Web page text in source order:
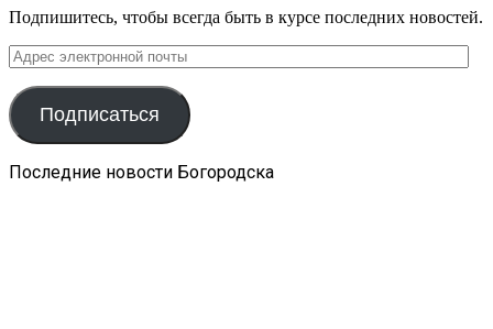
Подпишитесь, чтобы всегда быть в курсе последних новостей.
Адрес
электронной
почты
Подписаться
Последние новости Богородска